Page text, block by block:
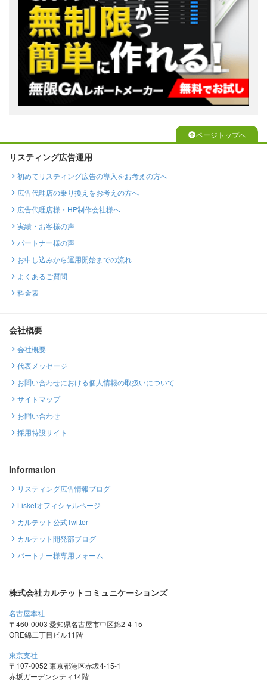
ページトップへ
リスティング広告運用
初めてリスティング広告の導入をお考えの方へ
広告代理店の乗り換えをお考えの方へ
広告代理店様・HP制作会社様へ
実績・お客様の声
パートナー様の声
お申し込みから運用開始までの流れ
よくあるご質問
料金表
会社概要
会社概要
代表メッセージ
お問い合わせにおける個人情報の取扱いについて
サイトマップ
お問い合わせ
採用特設サイト
Information
リスティング広告情報ブログ
Lisketオフィシャルページ
カルテット公式Twitter
カルテット開発部ブログ
パートナー様専用フォーム
株式会社カルテットコミュニケーションズ
名古屋本社
〒460-0003 愛知県名古屋市中区錦2-4-15
ORE錦二丁目ビル11階
東京支社
〒107-0052 東京都港区赤坂4-15-1
赤坂ガーデンシティ14階